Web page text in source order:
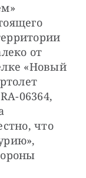
от
«Новый
06364,
что